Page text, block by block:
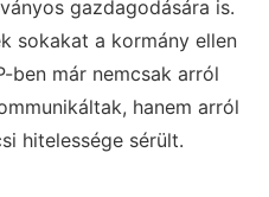
gazdagodására is.
sokakat a kormány ellen
ben már nemcsak arról
hanem arról
hitelessége sérült.